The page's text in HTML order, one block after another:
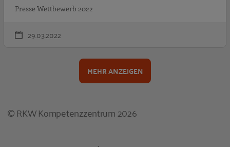
Presse Wettbewerb 2022
29.03.2022
MEHR ANZEIGEN
© RKW Kompetenzzentrum 2026